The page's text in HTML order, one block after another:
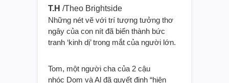
T.H /Theo Brightside
Những nét vẽ với trí tượng tưởng thơ
ngây của con nít đã biến thành bức
tranh ‘kinh dị’ trong mắt của người lớn.
Tom, một người cha của 2 cậu
nhóc Dom và Al đã quyết định “hiện